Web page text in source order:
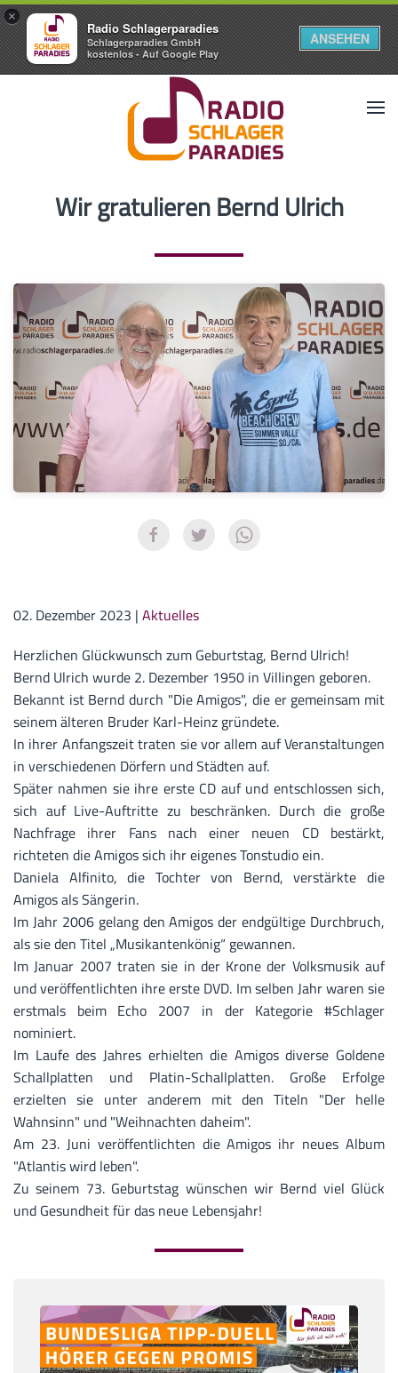
×
Radio Schlagerparadies
Schlagerparadies GmbH
kostenlos - Auf Google Play
ANSEHEN
Wir gratulieren Bernd Ulrich
02. Dezember 2023 | Aktuelles
Herzlichen Glückwunsch zum Geburtstag, Bernd Ulrich!
Bernd Ulrich wurde 2. Dezember 1950 in Villingen geboren.
Bekannt ist Bernd durch "Die Amigos", die er gemeinsam mit
seinem älteren Bruder Karl-Heinz gründete.
In ihrer Anfangszeit traten sie vor allem auf Veranstaltungen
in verschiedenen Dörfern und Städten auf.
Später nahmen sie ihre erste CD auf und entschlossen sich,
sich auf Live-Auftritte zu beschränken. Durch die große
Nachfrage ihrer Fans nach einer neuen CD bestärkt,
richteten die Amigos sich ihr eigenes Tonstudio ein.
Daniela Alfinito, die Tochter von Bernd, verstärkte die
Amigos als Sängerin.
Im Jahr 2006 gelang den Amigos der endgültige Durchbruch,
als sie den Titel „Musikantenkönig“ gewannen.
Im Januar 2007 traten sie in der Krone der Volksmusik auf
und veröffentlichten ihre erste DVD. Im selben Jahr waren sie
erstmals beim Echo 2007 in der Kategorie #Schlager
nominiert.
Im Laufe des Jahres erhielten die Amigos diverse Goldene
Schallplatten und Platin-Schallplatten. Große Erfolge
erzielten sie unter anderem mit den Titeln "Der helle
Wahnsinn" und "Weihnachten daheim".
Am 23. Juni veröffentlichten die Amigos ihr neues Album
"Atlantis wird leben".
Zu seinem 73. Geburtstag wünschen wir Bernd viel Glück
und Gesundheit für das neue Lebensjahr!